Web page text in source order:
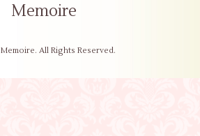
Memoire
Memoire. All Rights Reserved.